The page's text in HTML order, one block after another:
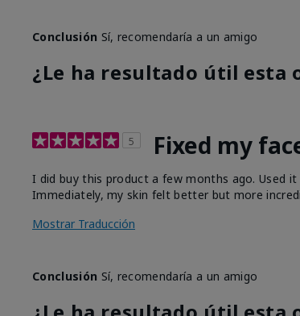
Conclusión Sí, recomendaría a un amigo
¿Le ha resultado útil esta
5 Fixed my
I did buy this product a few months ago. Used
Immediately, my skin felt better but more
Mostrar Traducción
Conclusión Sí, recomendaría a un amigo